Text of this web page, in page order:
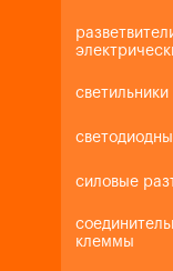
светильники
силовые
клеммы